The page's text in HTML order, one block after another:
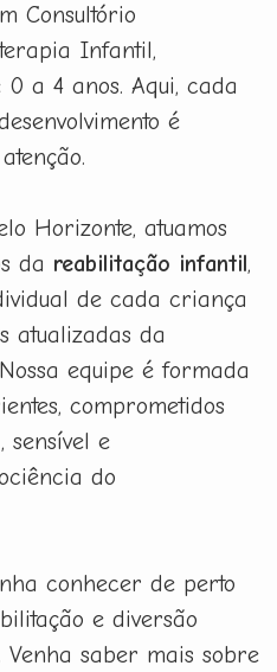
Consultório
Infantil,
a 4 anos. Aqui, cada
é
Horizonte, atuamos
da reabilitação infantil,
de cada criança
atualizadas da
equipe é formada
comprometidos
sensível e
do
conhecer de perto
e diversão
saber mais sobre